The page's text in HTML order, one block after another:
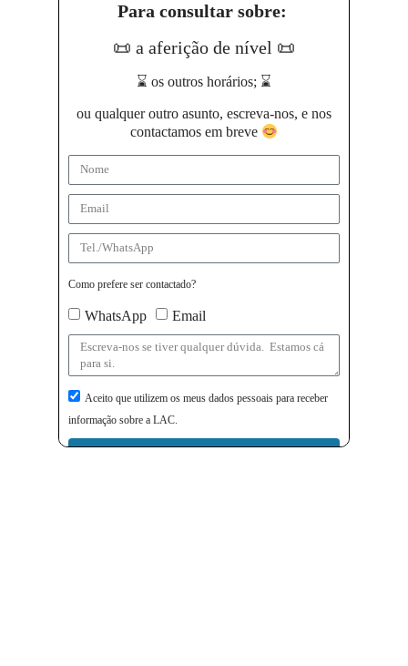
Para consultar sobre:
📜 a aferição de nível 📜
⌛ os outros horários; ⌛
ou qualquer outro asunto, escreva-nos, e nos
contactamos em breve
Como prefere ser contactado?
WhatsApp Email
Aceito que utilizem os meus dados pessoais para receber
informação sobre a LAC.